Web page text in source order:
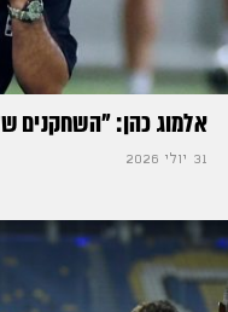
אלמוג כהן: "השחקנים
31 יולי 2026